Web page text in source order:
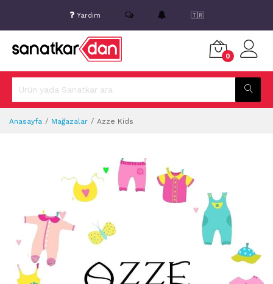
Yardım 🇹🇷
0
Anasayfa Mağazalar Azze Kids